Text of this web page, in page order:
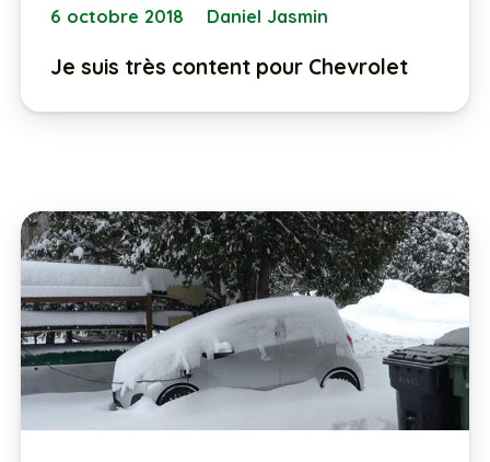
6 octobre 2018 Daniel Jasmin
Je suis très content pour Chevrolet